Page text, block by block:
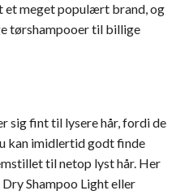
et meget populært brand, og
tørshampooer til billige
sig fint til lysere hår, fordi de
kan imidlertid godt finde
til netop lyst hår. Her
Shampoo Light eller